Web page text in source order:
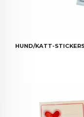
HUND/KATT-